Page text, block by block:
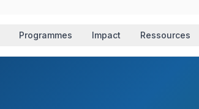
Programmes Impact Ressources